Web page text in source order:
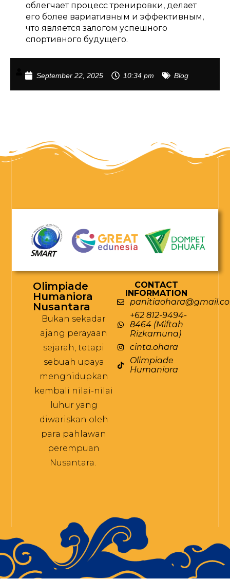
облегчает процесс тренировки, делает
его более вариативным и эффективным,
что является залогом успешного
спортивного будущего.
September 22, 2025 10:34 pm Blog
Olimpiade
Humaniora
Nusantara
Bukan sekadar
ajang perayaan
sejarah, tetapi
sebuah upaya
menghidupkan
kembali nilai-nilai
luhur yang
diwariskan oleh
para pahlawan
perempuan
Nusantara.
CONTACT
INFORMATION
+62 812-9494-
8464 (Miftah
Rizkamuna)
cinta.ohara
Olimpiade
Humaniora